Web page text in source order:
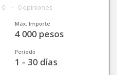
0 0 opiniones
Máx. Importe
4 000 pesos
Período
1 - 30 días